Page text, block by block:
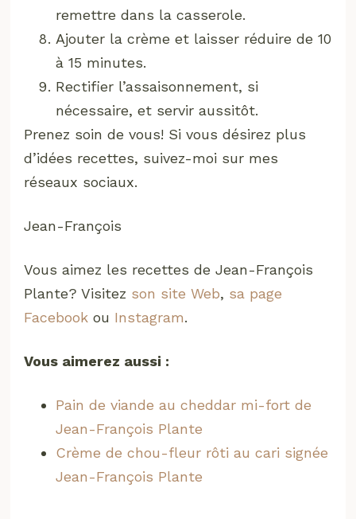
remettre dans la casserole.
Ajouter la crème et laisser réduire de 10
à 15 minutes.
Rectifier l’assaisonnement, si
nécessaire, et servir aussitôt.
Prenez soin de vous! Si vous désirez plus
d’idées recettes, suivez-moi sur mes
réseaux sociaux.
Jean-François
Vous aimez les recettes de Jean-François
Plante? Visitez son site Web, sa page
Facebookou Instagram.
Vous aimerez aussi :
Pain de viande au cheddar mi-fort de
Jean-François Plante
Crème de chou-fleur rôti au cari signée
Jean-François Plante